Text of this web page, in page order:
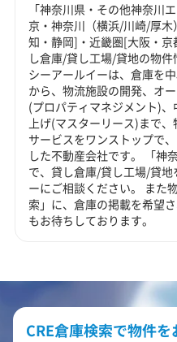
「神奈川県・その他神奈川
京・神奈川（横浜/川崎/厚
知・静岡]・近畿圏[大阪・
し倉庫/貸し工場/貸地の物件
シーアールイーは、倉庫を
から、物流施設の開発、オ
(プロパティマネジメント)
上げ(マスターリース)まで
サービスをワンストップで
した不動産会社です。 「神
で、貸し倉庫/貸し工場/貸
ーにご相談ください。 また
索」に、倉庫の掲載を希望
もお待ちしております。
CRE倉庫検索で物件